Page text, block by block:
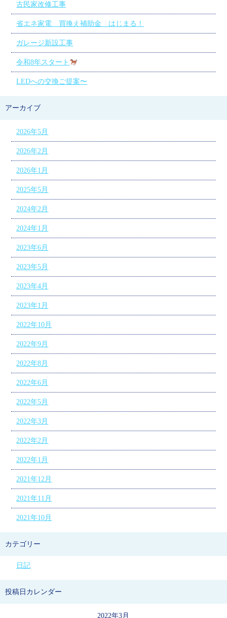
古民家改修工事
省エネ家電 買換え補助金 はじまる！
ガレージ新設工事
令和8年スタート
LEDへの交換ご提案〜
アーカイブ
2026年5月
2026年2月
2026年1月
2025年5月
2024年2月
2024年1月
2023年6月
2023年5月
2023年4月
2023年1月
2022年10月
2022年9月
2022年8月
2022年6月
2022年5月
2022年3月
2022年2月
2022年1月
2021年12月
2021年11月
2021年10月
カテゴリー
日記
投稿日カレンダー
2022年3月